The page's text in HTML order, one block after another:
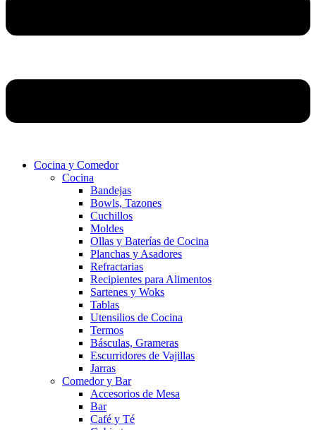
Cocina y Comedor
Cocina
Bandejas
Bowls, Tazones
Cuchillos
Moldes
Ollas y Baterías de Cocina
Planchas y Asadores
Refractarias
Recipientes para Alimentos
Sartenes y Woks
Tablas
Utensilios de Cocina
Termos
Básculas, Grameras
Escurridores de Vajillas
Jarras
Comedor y Bar
Accesorios de Mesa
Bar
Café y Té